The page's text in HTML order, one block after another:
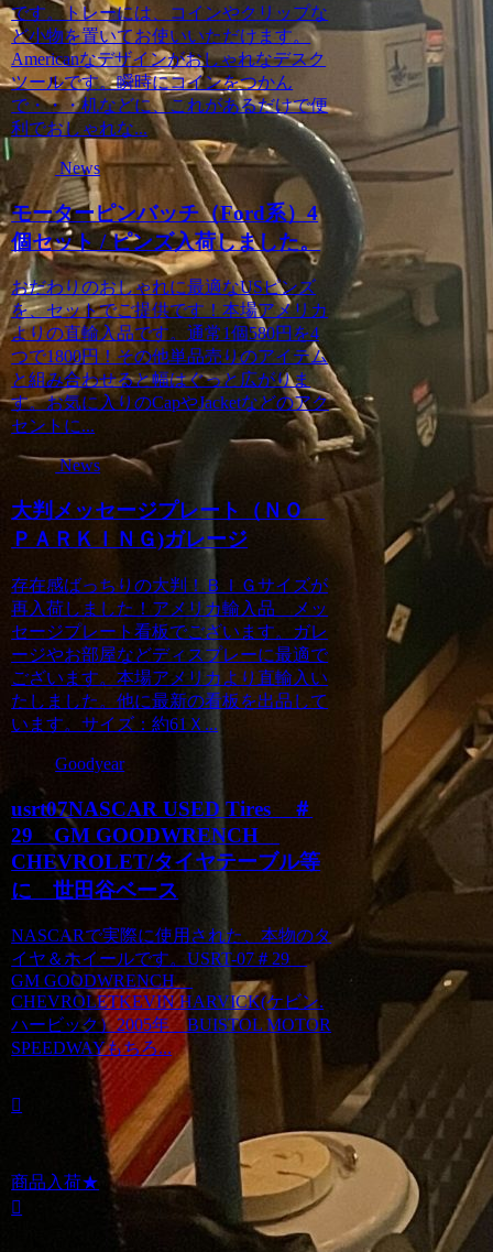
です。トレーには、コインやクリップな
ど小物を置いてお使いいただけます。
Americanなデザインがおしゃれなデスク
ツールです。瞬時にコインをつかん
で・・・机などに、これがあるだけで便
利でおしゃれな...
News
モーターピンバッチ（Ford系）4
個セット / ピンズ入荷しました。
おだわりのおしゃれに最適なUSピンズ
を、セットでご提供です！本場アメリカ
よりの直輸入品です。通常1個580円を4
つで1800円！その他単品売りのアイテム
と組み合わせると幅はぐっと広がりま
す。お気に入りのCapやJacketなどのアク
セントに...
News
大判メッセージプレート（ＮＯ
ＰＡＲＫＩＮＧ)ガレージ
存在感ばっちりの大判！ＢＩＧサイズが
再入荷しました！アメリカ輸入品 メッ
セージプレート看板でございます。ガレ
ージやお部屋などディスプレーに最適で
ございます。本場アメリカより直輸入い
たしました。他に最新の看板を出品して
います。サイズ：約61Ｘ...
Goodyear
usrt07NASCAR USED Tires ＃
29 GM GOODWRENCH
CHEVROLET/タイヤテーブル等
に 世田谷ベース
NASCARで実際に使用された、本物のタ
イヤ＆ホイールです。USRT-07＃29
GM GOODWRENCH
CHEVROLETKEVIN HARVICK(ケビン.
ハービック）2005年 BUISTOL MOTOR
SPEEDWAYもちろ...
商品入荷★